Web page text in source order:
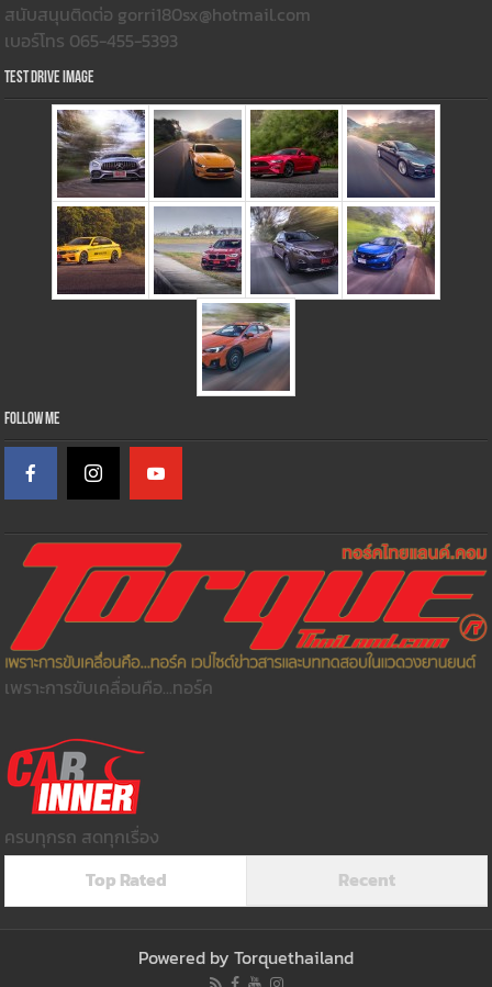
สนับสนุนติดต่อ gorri180sx@hotmail.com
เบอร์โทร 065-455-5393
Test Drive Image
Follow Me
เพราะการขับเคลื่อนคือ...ทอร์ค
ครบทุกรถ สดทุกเรื่อง
Top Rated
Recent
Powered by Torquethailand